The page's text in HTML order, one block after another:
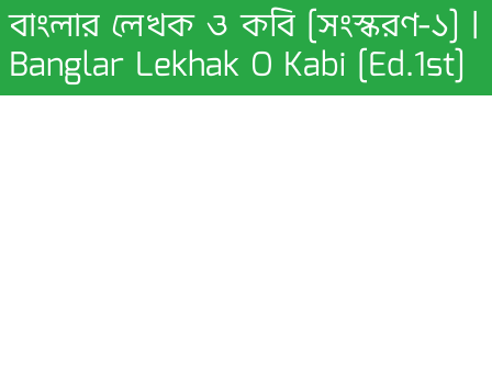
বাংলার লেখক ও কবি [সংস্করণ-১] |
Banglar Lekhak O Kabi [Ed.1st]